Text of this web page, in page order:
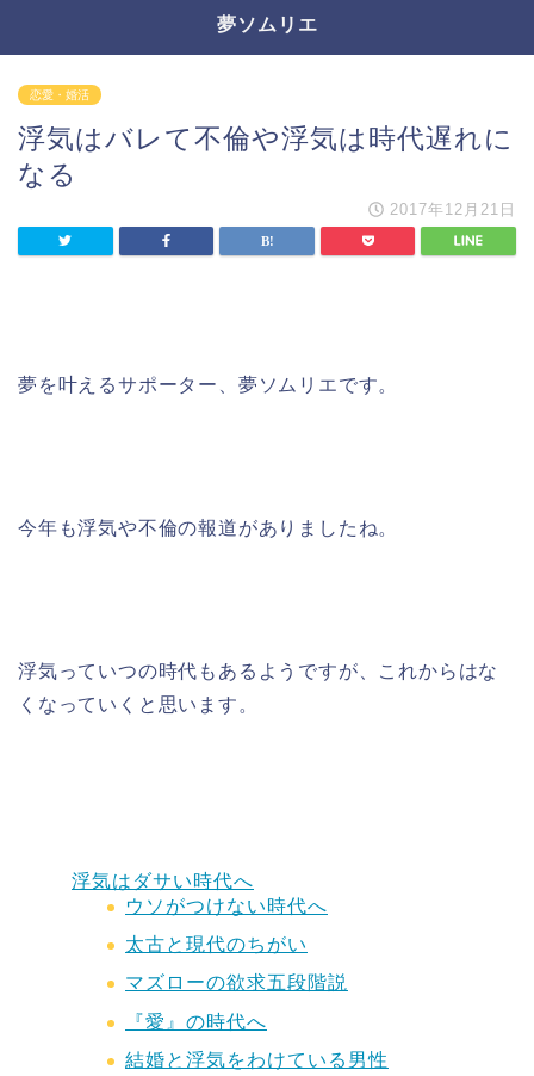
夢ソムリエ
恋愛・婚活
浮気はバレて不倫や浮気は時代遅れに
なる
2017年12月21日
夢を叶えるサポーター、夢ソムリエです。
今年も浮気や不倫の報道がありましたね。
浮気っていつの時代もあるようですが、これからはな
くなっていくと思います。
浮気はダサい時代へ
ウソがつけない時代へ
太古と現代のちがい
マズローの欲求五段階説
『愛』の時代へ
結婚と浮気をわけている男性